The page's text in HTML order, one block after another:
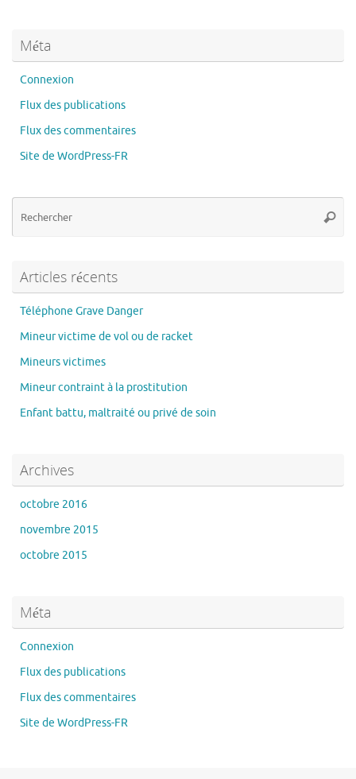
Méta
Connexion
Flux des publications
Flux des commentaires
Site de WordPress-FR
Articles récents
Téléphone Grave Danger
Mineur victime de vol ou de racket
Mineurs victimes
Mineur contraint à la prostitution
Enfant battu, maltraité ou privé de soin
Archives
octobre 2016
novembre 2015
octobre 2015
Méta
Connexion
Flux des publications
Flux des commentaires
Site de WordPress-FR